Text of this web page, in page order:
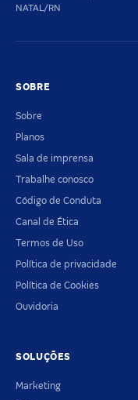
NATAL/RN
SOBRE
Sobre
Planos
Sala de imprensa
Trabalhe conosco
Código de Conduta
Canal de Ética
Termos de Uso
Política de privacidade
Política de Cookies
Ouvidoria
SOLUÇÕES
Marketing